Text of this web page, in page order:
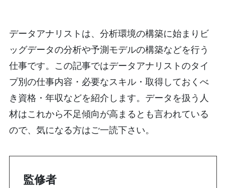
データアナリストは、分析環境の構築に始まりビ
ッグデータの分析や予測モデルの構築などを行う
仕事です。この記事ではデータアナリストのタイ
プ別の仕事内容・必要なスキル・取得しておくべ
き資格・年収などを紹介します。データを扱う人
材はこれから不足傾向が高まるとも言われている
ので、気になる方はご一読下さい。
監修者